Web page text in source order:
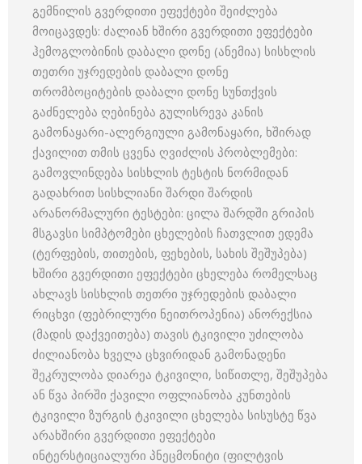
გემნილის გვერდითი ეფექტები შეიძლება
მოიცავდეს: ძალიან ხშირი გვერდითი ეფექტები
ჰემოგლობინის დაბალი დონე (ანემია) სისხლის
თეთრი უჯრედების დაბალი დონე
თრომბოციტების დაბალი დონე სუნთქვის
გაძნელება ღებინება გულისრევა კანის
გამონაყარი-ალერგიული გამონაყარი, ხშირად
ქავილით თმის ცვენა ღვიძლის პრობლემები:
გამოვლინდება სისხლის ტესტის ნორმიდან
გადახრით სისხლიანი შარდი შარდის
არანორმალური ტესტები: ცილა შარდში გრიპის
მსგავსი სიმპტომები ცხელების ჩათვლით ედემა
(ტერფების, თითების, ფეხების, სახის შეშუპება)
ხშირი გვერდითი ეფექტები ცხელება რომელსაც
ახლავს სისხლის თეთრი უჯრედების დაბალი
რიცხვი (ფებრილური ნეითროპენია) ანორექსია
(მადის დაქვეითება) თავის ტკივილი უძილობა
ძილიანობა ხველა ცხვირიდან გამონადენი
შეკრულობა დიარეა ტკივილი, სიწითლე, შეშუპება
ან წვა პირში ქავილი ოფლიანობა კუნთების
ტკივილი ზურგის ტკივილი ცხელება სისუსტე წვა
არახშირი გვერდითი ეფექტები
ინტერსტიციალური პნეცმონიტი (ფილტვის